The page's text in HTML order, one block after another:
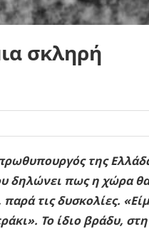
σκληρή
της
δηλώνει πως η χώρα
τις δυσκολίες.
Το ίδιο βράδυ,